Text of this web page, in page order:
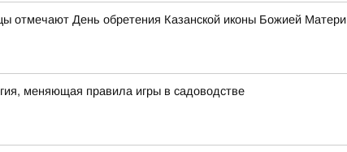
отмечают День обретения Казанской иконы Божией Матери
меняющая правила игры в садоводстве